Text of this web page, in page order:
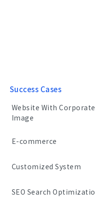
Success Cases
Website With Corporate
Image
E-commerce
Customized System
SEO Search Optimizatio